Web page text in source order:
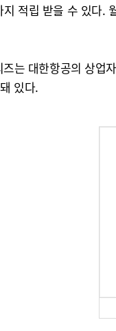
적립 받을 수 있다
는 대한항공의 상
있다.